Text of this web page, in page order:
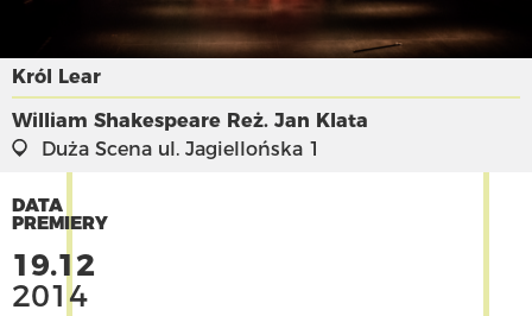
Król Lear
William Shakespeare Reż. Jan Klata
Duża Scena ul. Jagiellońska 1
DATA
PREMIERY
19.12
2014